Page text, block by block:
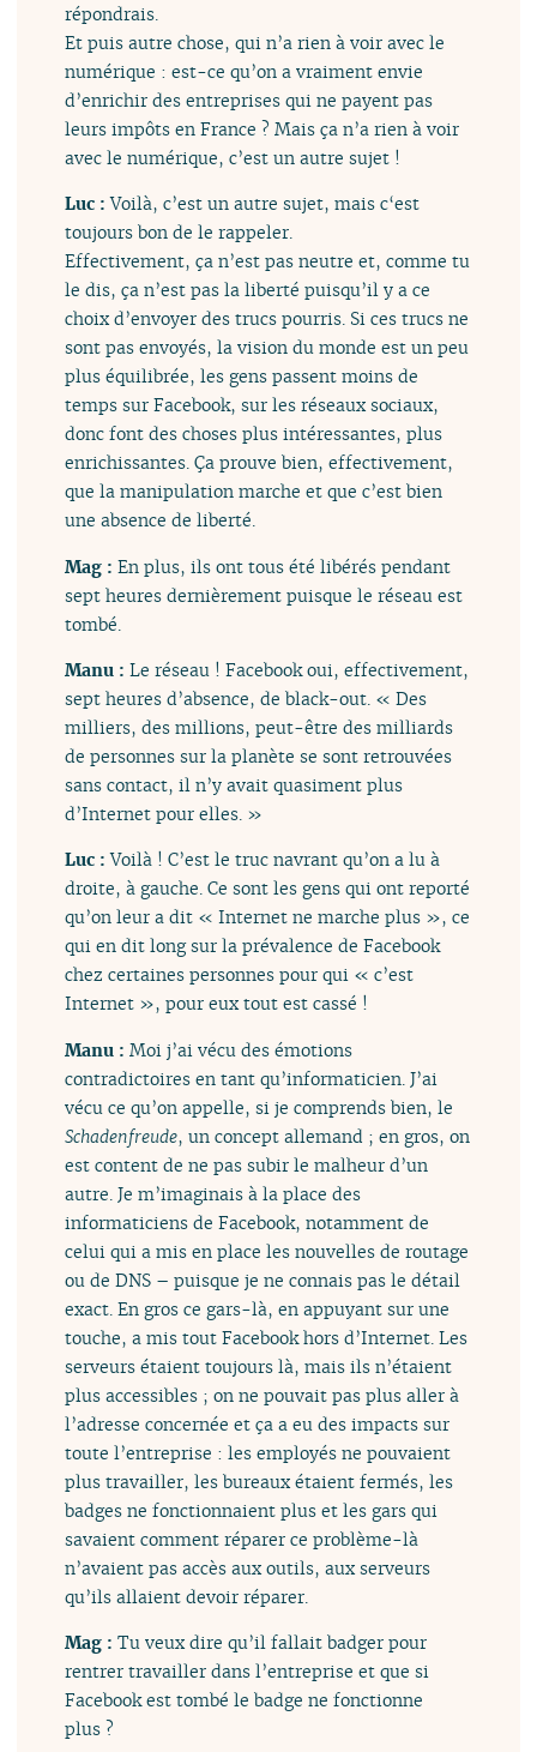
répondrais.
Et puis autre chose, qui n’a rien à voir avec le
numérique : est-ce qu’on a vraiment envie
d’enrichir des entreprises qui ne payent pas
leurs impôts en France ? Mais ça n’a rien à voir
avec le numérique, c’est un autre sujet !
Luc :Voilà, c’est un autre sujet, mais c‘est
toujours bon de le rappeler.
Effectivement, ça n’est pas neutre et, comme tu
le dis, ça n’est pas la liberté puisqu’il y a ce
choix d’envoyer des trucs pourris. Si ces trucs ne
sont pas envoyés, la vision du monde est un peu
plus équilibrée, les gens passent moins de
temps sur Facebook, sur les réseaux sociaux,
donc font des choses plus intéressantes, plus
enrichissantes. Ça prouve bien, effectivement,
que la manipulation marche et que c’est bien
une absence de liberté.
Mag :En plus, ils ont tous été libérés pendant
sept heures dernièrement puisque le réseau est
tombé.
Manu :Le réseau ! Facebook oui, effectivement,
sept heures d’absence, de black-out. « Des
milliers, des millions, peut-être des milliards
de personnes sur la planète se sont retrouvées
sans contact, il n’y avait quasiment plus
d’Internet pour elles. »
Luc :Voilà ! C’est le truc navrant qu’on a lu à
droite, à gauche. Ce sont les gens qui ont reporté
qu’on leur a dit « Internet ne marche plus », ce
qui en dit long sur la prévalence de Facebook
chez certaines personnes pour qui « c’est
Internet », pour eux tout est cassé !
Manu :Moi j’ai vécu des émotions
contradictoires en tant qu’informaticien. J’ai
vécu ce qu’on appelle, si je comprends bien, le
Schadenfreude, un concept allemand ; en gros, on
est content de ne pas subir le malheur d’un
autre. Je m’imaginais à la place des
informaticiens de Facebook, notamment de
celui qui a mis en place les nouvelles de routage
ou de DNS – puisque je ne connais pas le détail
exact. En gros ce gars-là, en appuyant sur une
touche, a mis tout Facebook hors d’Internet. Les
serveurs étaient toujours là, mais ils n’étaient
plus accessibles ; on ne pouvait pas plus aller à
l’adresse concernée et ça a eu des impacts sur
toute l’entreprise : les employés ne pouvaient
plus travailler, les bureaux étaient fermés, les
badges ne fonctionnaient plus et les gars qui
savaient comment réparer ce problème-là
n’avaient pas accès aux outils, aux serveurs
qu’ils allaient devoir réparer.
Mag :Tu veux dire qu’il fallait badger pour
rentrer travailler dans l’entreprise et que si
Facebook est tombé le badge ne fonctionne
plus ?